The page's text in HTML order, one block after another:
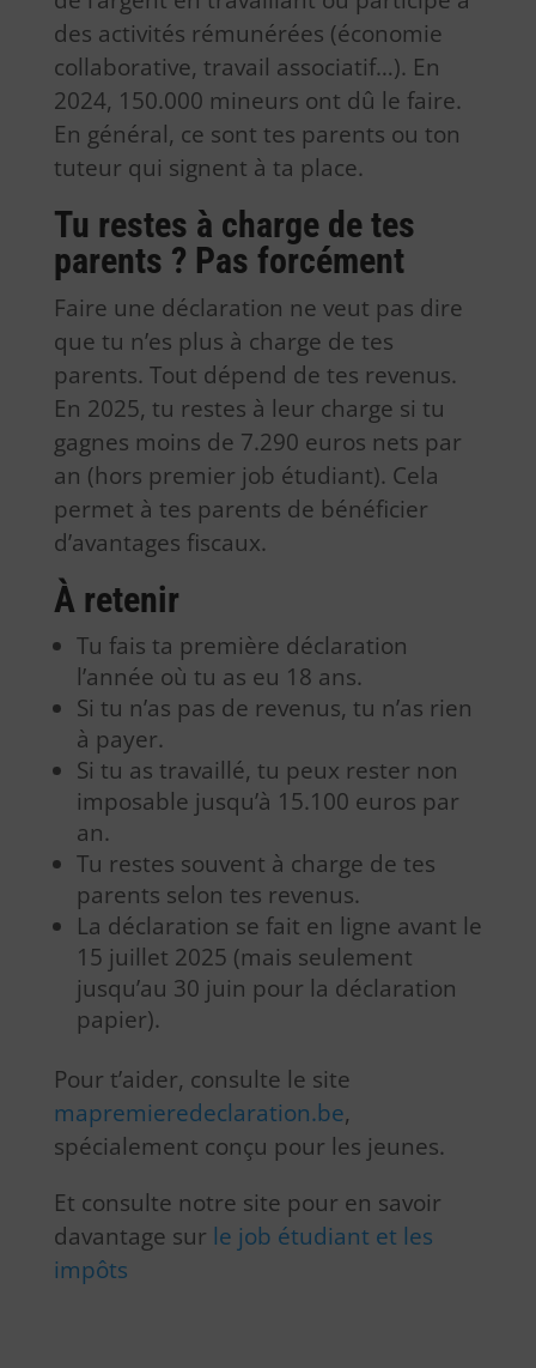
des activités rémunérées (économie
collaborative, travail associatif…). En
2024, 150.000 mineurs ont dû le faire.
En général, ce sont tes parents ou ton
tuteur qui signent à ta place.
Tu restes à charge de tes
parents ? Pas forcément
Faire une déclaration ne veut pas dire
que tu n’es plus à charge de tes
parents. Tout dépend de tes revenus.
En 2025, tu restes à leur charge si tu
gagnes moins de 7.290 euros nets par
an (hors premier job étudiant). Cela
permet à tes parents de bénéficier
d’avantages fiscaux.
À retenir
Tu fais ta première déclaration
l’année où tu as eu 18 ans.
Si tu n’as pas de revenus, tu n’as rien
à payer.
Si tu as travaillé, tu peux rester non
imposable jusqu’à 15.100 euros par
an.
Tu restes souvent à charge de tes
parents selon tes revenus.
La déclaration se fait en ligne avant le
15 juillet 2025 (mais seulement
jusqu’au 30 juin pour la déclaration
papier).
Pour t’aider, consulte le site
mapremieredeclaration.be,
spécialement conçu pour les jeunes.
Et consulte notre site pour en savoir
davantage sur le job étudiant et les
impôts